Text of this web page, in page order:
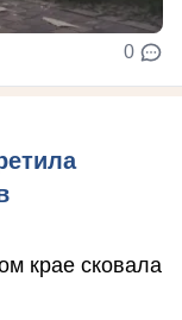
0
крае сковала